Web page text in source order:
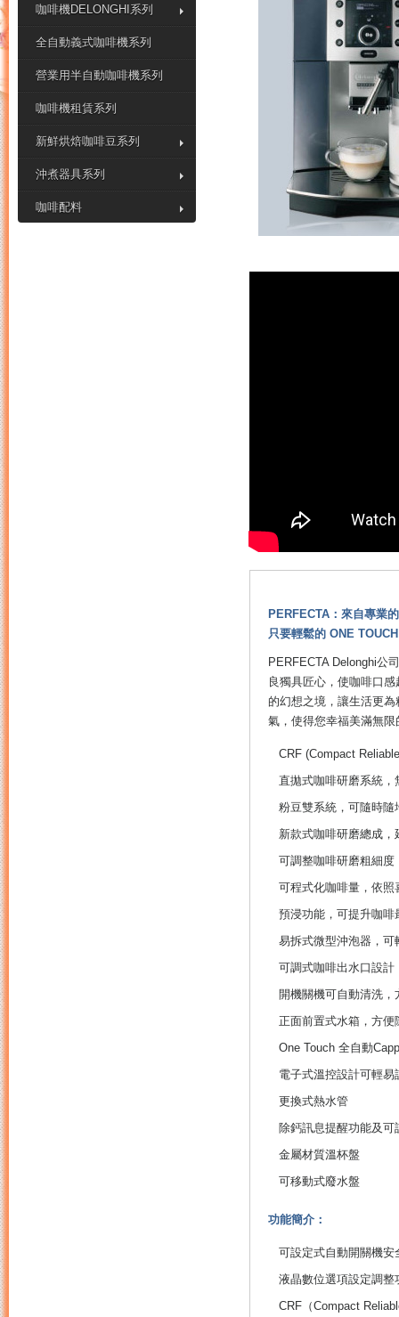
咖啡機DELONGHI系列
全自動義式咖啡機系列
營業用半自動咖啡機系列
咖啡機租賃系列
新鮮烘焙咖啡豆系列
沖煮器具系列
咖啡配料
PERFECTA：來自專業
只要輕鬆的 ONE
PERFECTA Delonghi公
良獨具匠心，使咖啡口
的幻想之境，讓生活更
氣，使得您幸福美滿無限
CRF (Compact
直拋式咖啡研磨系統
粉豆雙系統，可隨時
新款式咖啡研磨總成
可調整咖啡研磨粗細
可程式化咖啡量，依
預浸功能，可提升咖啡
易拆式微型沖泡器，
可調式咖啡出水口設
開機關機可自動清洗，
正面前置式水箱，方便
One Touch 全自動
電子式溫控設計可輕易
更換式熱水管
除鈣訊息提醒功能及
金屬材質溫杯盤
可移動式廢水盤
功能簡介：
可設定式自動開關機安
液晶數位選項設定調整
CRF（Compact